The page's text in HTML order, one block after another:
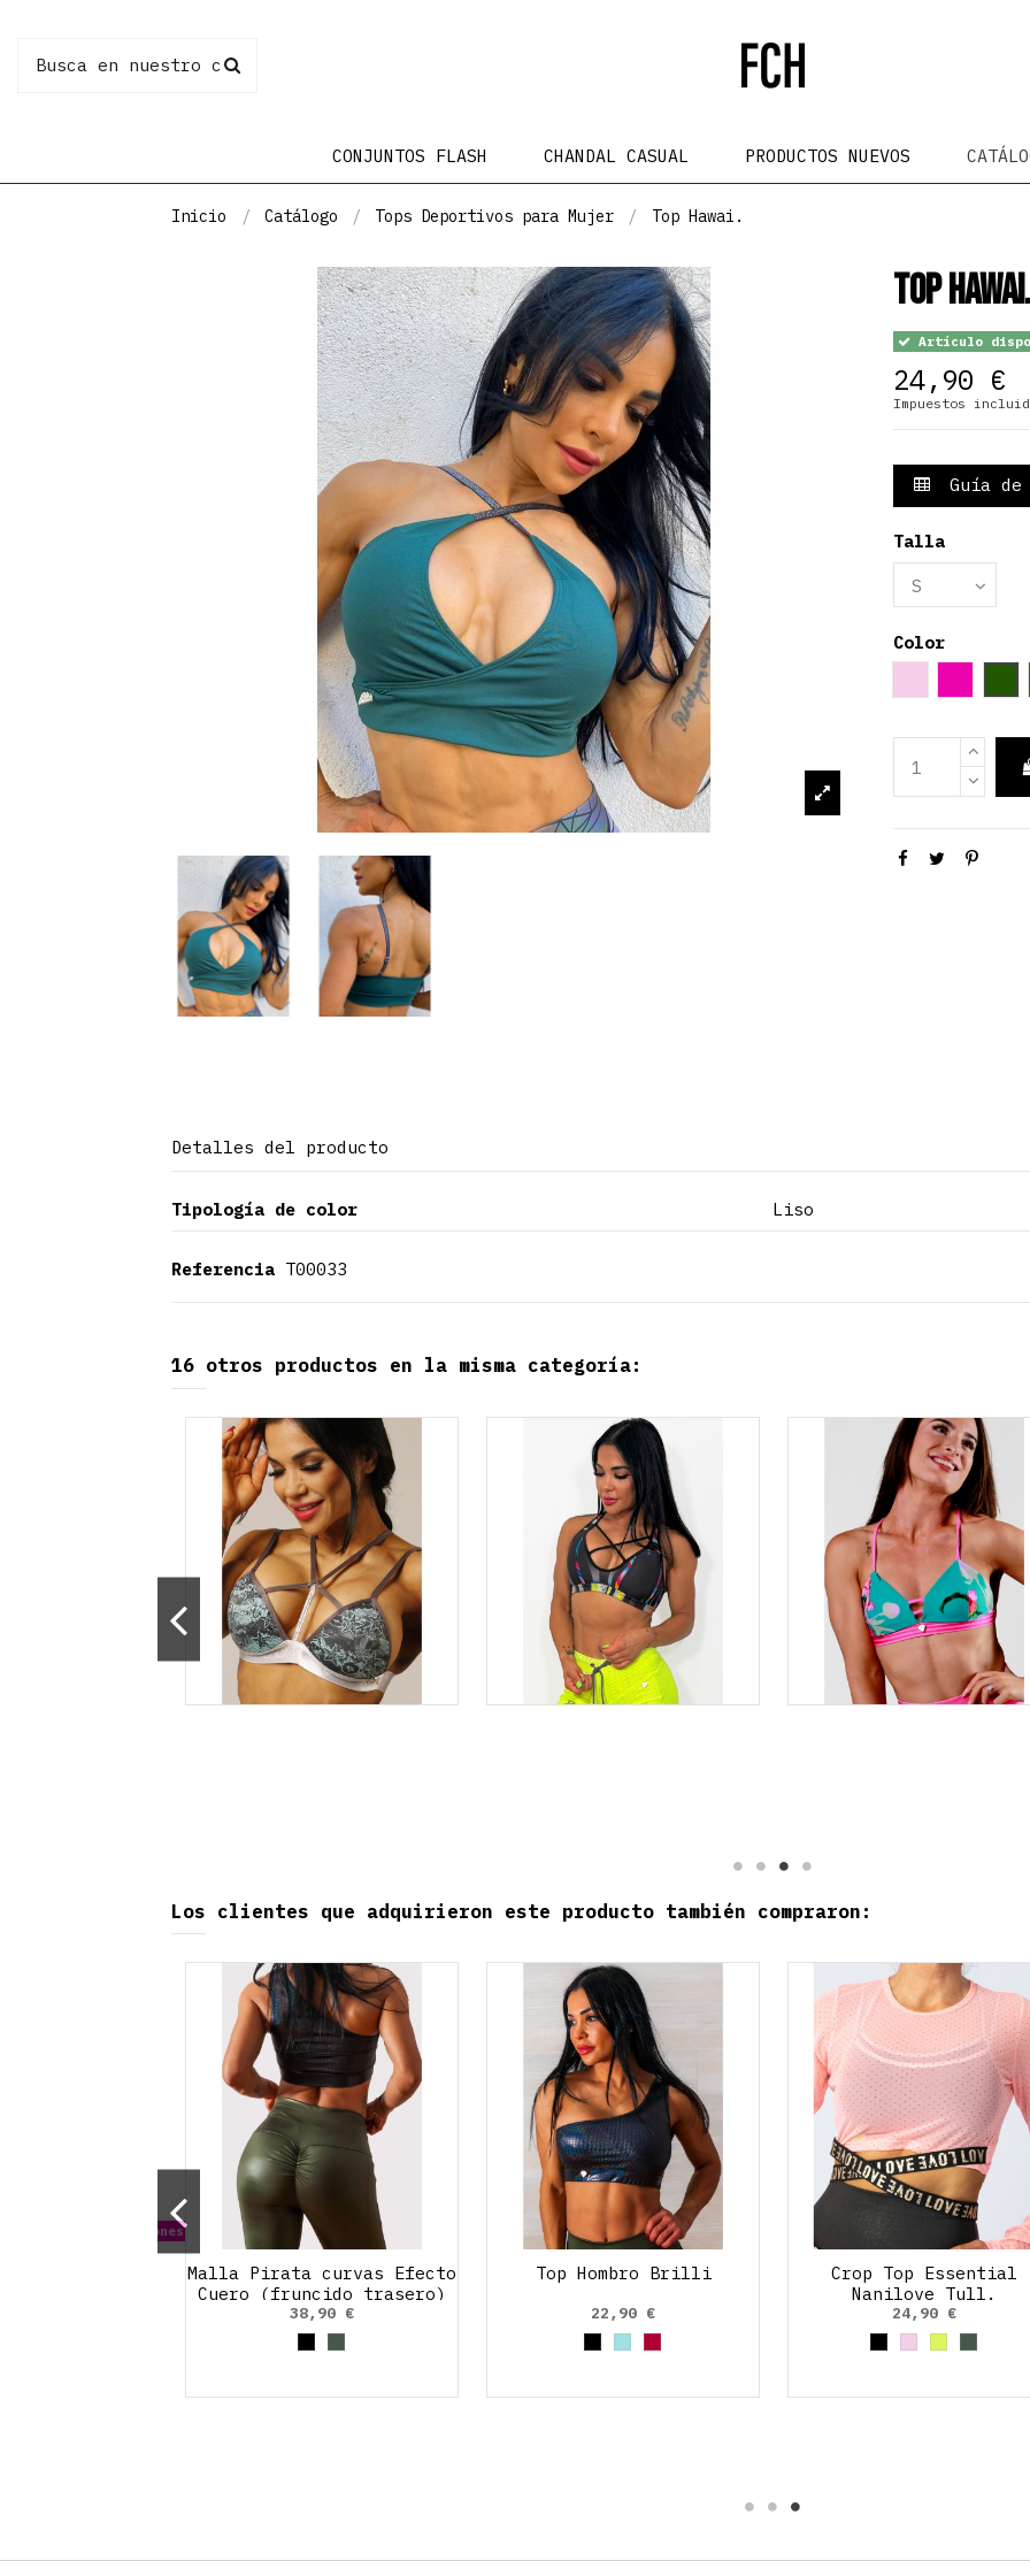
CONJUNTOS FLASH CHANDAL CASUAL PRODUCTOS NUEVOS
Inicio Catálogo Tops Deportivos para Mujer Top Hawai.
Top Hawai.
Artículo
24,90 €
Impuestos
Guía
Talla
Color
Detalles del producto
Tipología de color Liso
Referencia T00033
16 otros productos en la misma categoría:
Los clientes que adquirieron este producto también compraron:
con otras opciones
Malla Pirata curvas Efecto
Cuero (fruncido trasero)
38,90 €
NegroVerde Oliva
Top Hombro Brilli
22,90 €
NegroAzul cielo
Rojo Rubí
Crop Top Essential
Nanilove Tull.
24,90 €
NegroRosa palo
Amarillo
Verde